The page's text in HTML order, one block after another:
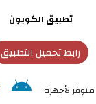
تطبيق الكوبون
رابط تحميل التطبيق
متوفر لأجهزة